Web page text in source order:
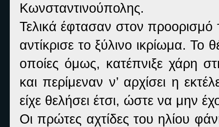
Κωνσταντινούπολης.
Τελικά έφτασαν στον
αντίκρισε το ξύλινο ικρίωμα.
οποίες όμως, κατέπνιξε χάρη
και περίμεναν ν’ αρχίσει η
είχε θελήσει έτσι, ώστε να μην
Οι πρώτες αχτίδες του ηλίου